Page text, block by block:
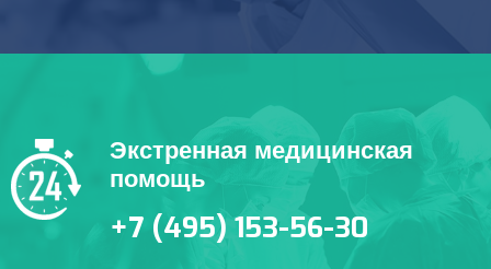
Экстренная медицинская
помощь
+7 (495) 153-56-30